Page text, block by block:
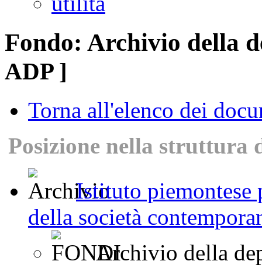
Fondo: Archivio della
ADP ]
Torna all'elenco dei
Posizione nella struttura
Istituto piemontese
della società
Archivio della